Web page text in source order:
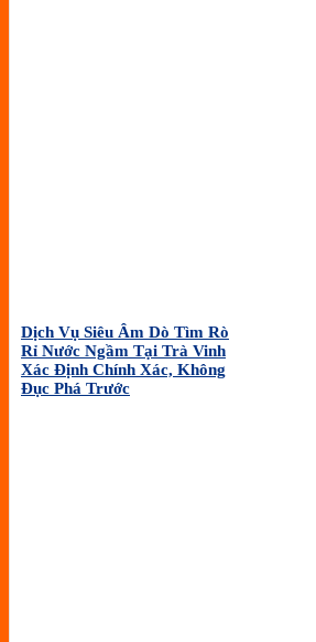
Dịch Vụ Siêu Âm Dò Tìm Rò
Rỉ Nước Ngầm Tại Trà Vinh
Xác Định Chính Xác, Không
Đục Phá Trước